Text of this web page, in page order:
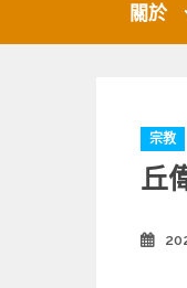
關於
C
a
o
宗教
丘